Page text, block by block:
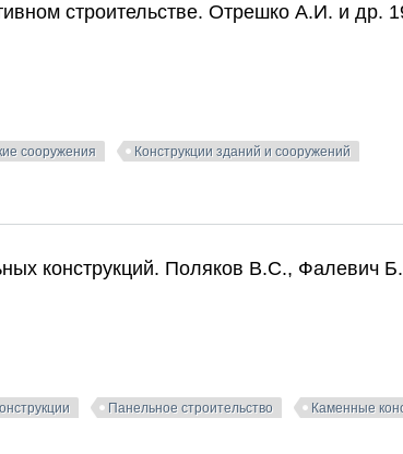
строительстве. Отрешко А.И. и др.
сооружения
Конструкции зданий и сооружений
конструкций. Поляков В.С., Фалевич
Панельное строительство Каменные